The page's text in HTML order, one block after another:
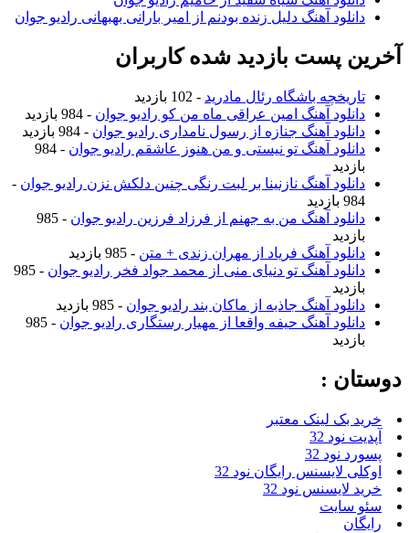
دانلود آهنگ دلیل زنده بودنم از امیر بارانی بهبهانی رادیو جوان
آخرین پست بازدید شده کاربران
تاریخچه باشگاه رئال مادرید - 102 بازدید
دانلود آهنگ امین عراقی ماه من کو رادیو جوان - 984 بازدید
دانلود آهنگ جنازه از رسول نامداری رادیو جوان - 984 بازدید
دانلود آهنگ تو نیستی و من هنوز عاشقم رادیو جوان
- 984
بازدید
دانلود آهنگ نازنینا بر لبت رنگی چنین دلکش نزن رادیو جوان -
984 بازدید
دانلود آهنگ من به جهنم از فرزاد فرزین رادیو جوان
- 985
بازدید
دانلود آهنگ فریاد از مهران زندی + متن - 985 بازدید
دانلود آهنگ تو دنیای منی از محمد جواد فخر رادیو جوان
- 985
بازدید
دانلود آهنگ جاذبه از ماکان بند رادیو جوان - 985 بازدید
دانلود آهنگ حیفه واقعا از مهیار رستگاری رادیو جوان
- 985
بازدید
دوستان :
خرید بک لینک معتبر
آپدیت نود 32
پسورد نود 32
اوکلی لایسنس رایگان نود 32
خرید لایسنس نود 32
سئو سایت
رایگان